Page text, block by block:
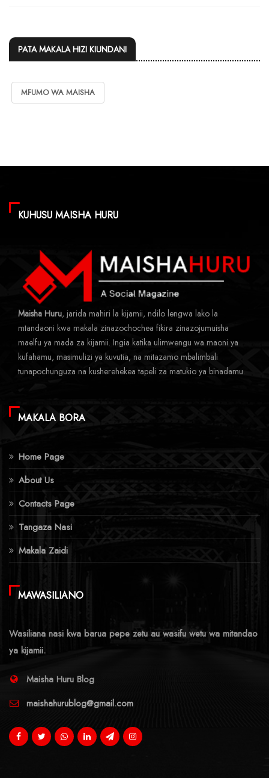
PATA MAKALA HIZI KIUNDANI
MFUMO WA MAISHA
KUHUSU MAISHA HURU
Maisha Huru, jarida mahiri la kijamii, ndilo lengwa lako la
mtandaoni kwa makala zinazochochea fikira zinazojumuisha
maelfu ya mada za kijamii. Ingia katika ulimwengu wa maoni ya
kufahamu, masimulizi ya kuvutia, na mitazamo mbalimbali
tunapochunguza na kusherehekea tapeli za matukio ya binadamu.
MAKALA BORA
Home Page
About Us
Contacts Page
Tangaza Nasi
Makala Zaidi
MAWASILIANO
Wasiliana nasi kwa barua pepe zetu au wasifu wetu wa mitandao
ya kijamii.
Maisha Huru Blog
maishahurublog@gmail.com